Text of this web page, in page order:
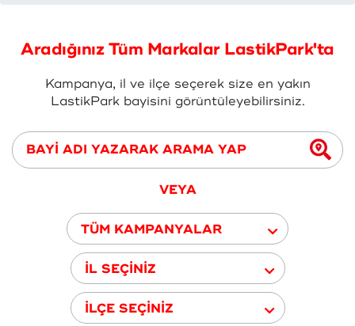
Aradığınız Tüm Markalar LastikPark'ta
Kampanya, il ve ilçe seçerek size en yakın
LastikPark bayisini görüntüleyebilirsiniz.
VEYA
TÜM KAMPANYALAR
İL SEÇİNİZ
İLÇE SEÇİNİZ